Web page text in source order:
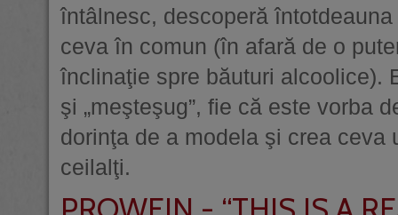
întâlnesc, descoperă întotdeauna
ceva în comun (în afară de o
înclinaţie spre băuturi alcoolice).
şi „meşteşug”, fie că este vorba
dorinţa de a modela şi crea
ceilalţi.